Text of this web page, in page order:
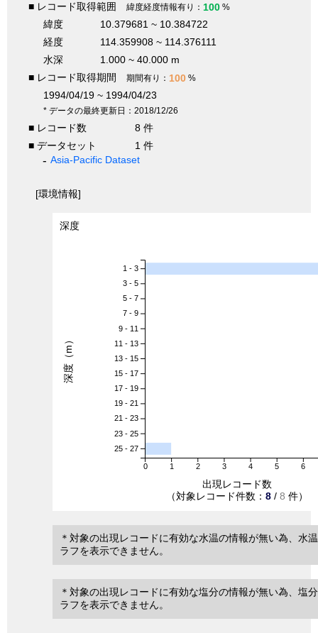
■ レコード取得範囲 緯度経度情報有り： 100 %
緯度
10.379681 ~ 10.384722
経度
114.359908 ~ 114.376111
水深
1.000 ~ 40.000 m
■ レコード取得期間
期間有り： 100 %
1994/04/19 ~ 1994/04/23
* データの最終更新日：2018/12/26
■ レコード数
8 件
■ データセット
1 件
Asia-Pacific Dataset
[環境情報]
深度
0 1 2 3 4 5 6
1 - 3
3 - 5
5 - 7
7 - 9
9 - 11
11 - 13
13 - 15
15 - 17
17 - 19
19 - 21
21 - 23
23 - 25
25 - 27
出現レコード数
（対象レコード件数： 8 / 8 件）
深度（m）
＊対象の出現レコードに有効な水温の情報が無い為、水
ラフを表示できません。
＊対象の出現レコードに有効な塩分の情報が無い為、塩
ラフを表示できません。